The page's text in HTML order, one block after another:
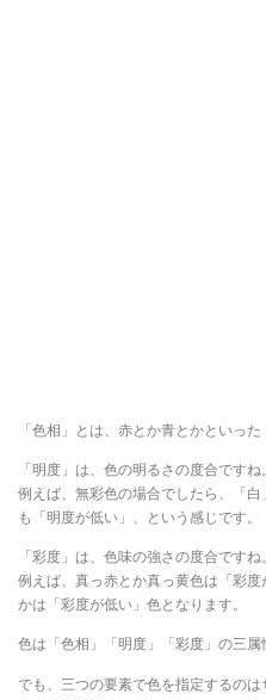
「色相」とは、赤とか青とかといった
「明度」は、色の明るさの度合ですね。
例えば、無彩色の場合でしたら、「
も「明度が低い」、という感じです。
「彩度」は、色味の強さの度合ですね。
例えば、真っ赤とか真っ黄色は「彩
かは「彩度が低い」色となります。
色は「色相」「明度」「彩度」の三属
でも、三つの要素で色を指定するのは